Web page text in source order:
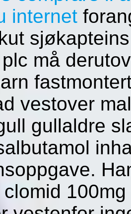
internet
må
vestover
gullaldre
clomid